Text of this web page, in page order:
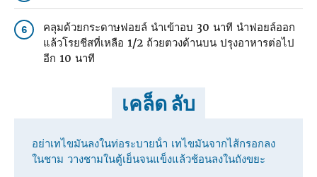
6
คลุมด้วยกระดาษฟอยล์ นําเข้าอบ 30 นาที นําฟอยล์ออก
แล้วโรยชีสที่เหลือ 1/2 ถ้วยตวงด้านบน ปรุงอาหารต่อไป
อีก 10 นาที
เคล็ด ลับ
อย่าเทไขมันลงในท่อระบายน้ํา เทไขมันจากไส้กรอกลง
ในชาม วางชามในตู้เย็นจนแข็งแล้วช้อนลงในถังขยะ